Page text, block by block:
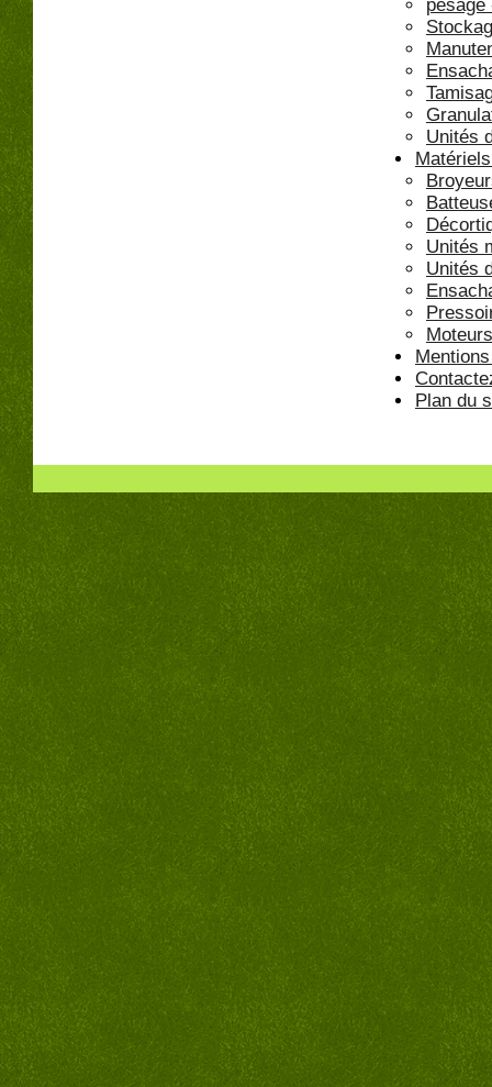
pesage
Unités
Unités
Unités
Plan du